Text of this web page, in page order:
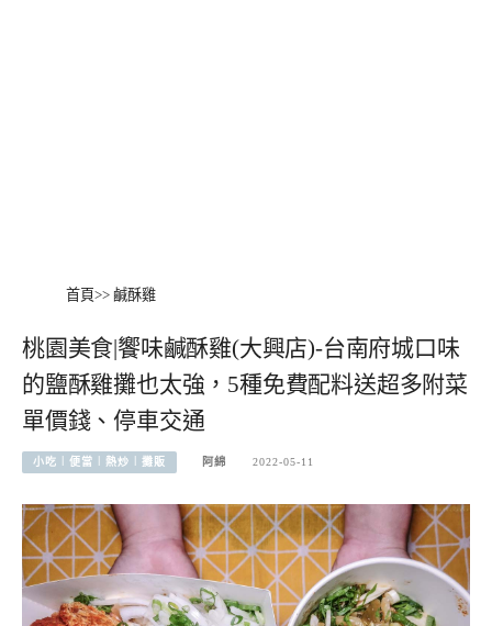
首頁>> 鹹酥雞
桃園美食|饗味鹹酥雞(大興店)-台南府城口味
的鹽酥雞攤也太強，5種免費配料送超多附菜
單價錢、停車交通
小吃︱便當︱熱炒︱攤販 阿綿 2022-05-11